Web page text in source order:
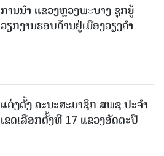
ການນຳ ແຂວງຫຼວງພະບາງ ຊຸກຍູ້
ວຽກງານຮອບດ້ານຢູ່ເມືອງວຽງຄໍາ
ແຕ່ງຕັ້ງ ຄະນະສະມາຊິກ ສພຊ ປະຈຳ
ເຂດເລືອກຕັ້ງທີ 17 ແຂວງອັດຕະປື